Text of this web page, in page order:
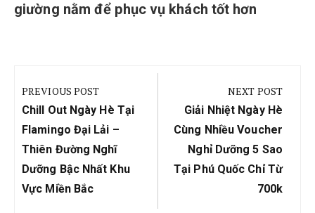
giường nằm để phục vụ khách tốt hơn
hướng
bài
viết
PREVIOUS POST
Previous
Post:
Chill Out Ngày Hè Tại
Flamingo Đại Lải –
Thiên Đường Nghĩ
Dưỡng Bậc Nhất Khu
Vực Miền Bắc
NEXT POST
Next
Post:
Giải Nhiệt Ngày Hè
Cùng Nhiều Voucher
Nghỉ Dưỡng 5 Sao
Tại Phú Quốc Chỉ Từ
700k